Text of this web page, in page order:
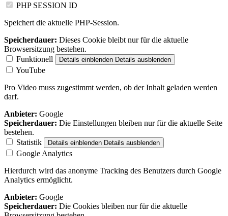
PHP SESSION ID
Speichert die aktuelle PHP-Session.
Speicherdauer: Dieses Cookie bleibt nur für die aktuelle
Browsersitzung bestehen.
Funktionell
Details einblenden Details ausblenden
YouTube
Pro Video muss zugestimmt werden, ob der Inhalt geladen werden
darf.
Anbieter: Google
Speicherdauer: Die Einstellungen bleiben nur für die aktuelle Seite
bestehen.
Statistik
Details einblenden Details ausblenden
Google Analytics
Hierdurch wird das anonyme Tracking des Benutzers durch Google
Analytics ermöglicht.
Anbieter: Google
Speicherdauer: Die Cookies bleiben nur für die aktuelle